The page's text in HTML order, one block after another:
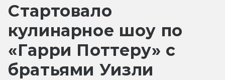
Стартовало
кулинарное шоу по
«Гарри Поттеру» с
братьями Уизли